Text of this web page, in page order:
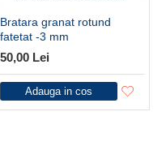
Bratara granat rotund
fatetat -3 mm
50,00 Lei
Adauga in cos